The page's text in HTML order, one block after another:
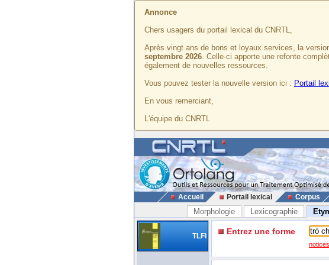
Annonce
Chers usagers du portail lexical du CNRTL,
Après vingt ans de bons et loyaux services, la
septembre 2026. Celle-ci apporte une refonte
également de nouvelles ressources.
Vous pouvez tester la nouvelle version ici : Portail
En vous remerciant,
L'équipe du CNRTL
Accueil Portail lexical Corpus
Morphologie Lexicographie
TLFi Entrez une forme